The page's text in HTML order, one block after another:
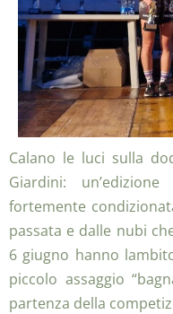
Calano le luci sulla
Giardini:
fortemente
passata e dalle nubi
6 giugno hanno
piccolo assaggio
partenza della